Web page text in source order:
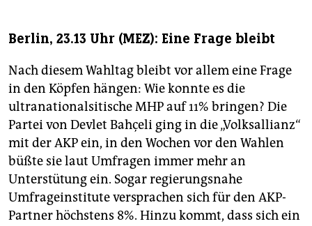
Berlin, 23.13 Uhr (MEZ): Eine Frage bleibt
Nach diesem Wahltag bleibt vor allem eine Frage
in den Köpfen hängen: Wie konnte es die
ultranationalsitische MHP auf 11% bringen? Die
Partei von Devlet Bahçeli ging in die „Volksallianz“
mit der AKP ein, in den Wochen vor den Wahlen
büßte sie laut Umfragen immer mehr an
Unterstütung ein. Sogar regierungsnahe
Umfrageinstitute versprachen sich für den AKP-
Partner höchstens 8%. Hinzu kommt, dass sich ein